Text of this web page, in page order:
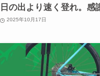
日の出より速く登れ。感
2025年10月17日